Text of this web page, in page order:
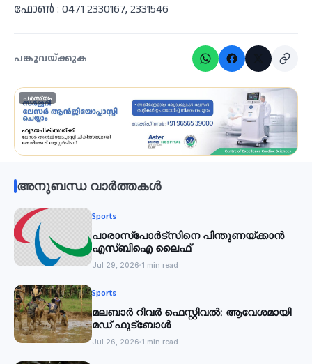
ഫോൺ : 0471 2330167, 2331546
പങ്കുവയ്ക്കുക
പരസ്യം
അനുബന്ധ വാർത്തകൾ
Sports
പാരാസ്‌പോര്‍ട്‌സിനെ പിന്തുണയ്ക്കാന്‍
എസ്ബിഐ ലൈഫ്
Jul 29, 2026 1 min read
Sports
മലബാര്‍ റിവര്‍ ഫെസ്റ്റിവൽ: ആവേശമായി
മഡ് ഫുട്‌ബോൾ
Jul 26, 2026 1 min read